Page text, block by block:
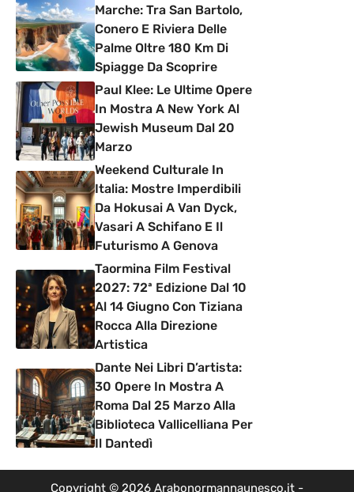
Marche: Tra San Bartolo,
Conero E Riviera Delle
Palme Oltre 180 Km Di
Spiagge Da Scoprire
Paul Klee: Le Ultime Opere
In Mostra A New York Al
Jewish Museum Dal 20
Marzo
Weekend Culturale In
Italia: Mostre Imperdibili
Da Hokusai A Van Dyck,
Vasari A Schifano E Il
Futurismo A Genova
Taormina Film Festival
2027: 72ª Edizione Dal 10
Al 14 Giugno Con Tiziana
Rocca Alla Direzione
Artistica
Dante Nei Libri D’artista:
30 Opere In Mostra A
Roma Dal 25 Marzo Alla
Biblioteca Vallicelliana Per
Il Dantedì
Copyright © 2026 Arabonormannaunesco.it -